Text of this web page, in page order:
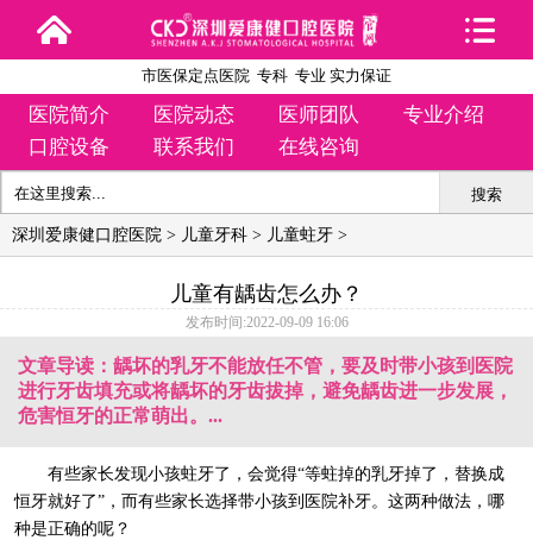
市医保定点医院 专科 专业 实力保证
医院简介 医院动态 医师团队
专业介绍
口腔设备
联系我们 在线咨询
搜索
深圳爱康健口腔医院 > 儿童牙科 > 儿童蛀牙 >
儿童有龋齿怎么办？
发布时间:2022-09-09 16:06
文章导读：龋坏的乳牙不能放任不管，要及时带小孩到医院
进行牙齿填充或将龋坏的牙齿拔掉，避免龋齿进一步发展，
危害恒牙的正常萌出。...
有些家长发现小孩蛀牙了，会觉得“等蛀掉的乳牙掉了，替换成
恒牙就好了”，而有些家长选择带小孩到医院补牙。这两种做法，哪
种是正确的呢？